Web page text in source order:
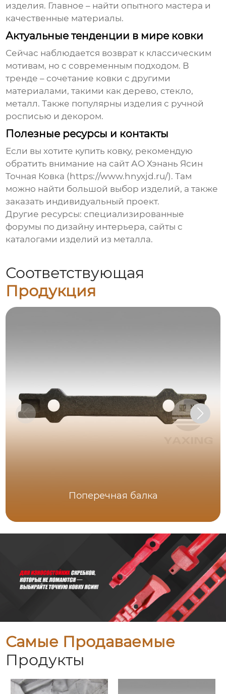
изделия. Главное – найти опытного мастера и
качественные материалы.
Актуальные тенденции в мире ковки
Сейчас наблюдается возврат к классическим
мотивам, но с современным подходом. В
тренде – сочетание ковки с другими
материалами, такими как дерево, стекло,
металл. Также популярны изделия с ручной
росписью и декором.
Полезные ресурсы и контакты
Если вы хотите купить ковку, рекомендую
обратить внимание на сайт АО Хэнань Ясин
Точная Ковка (https://www.hnyxjd.ru/). Там
можно найти большой выбор изделий, а также
заказать индивидуальный проект.
Другие ресурсы: специализированные
форумы по дизайну интерьера, сайты с
каталогами изделий из металла.
Соответствующая
Продукция
Поперечная балка
Самые Продаваемые
Продукты